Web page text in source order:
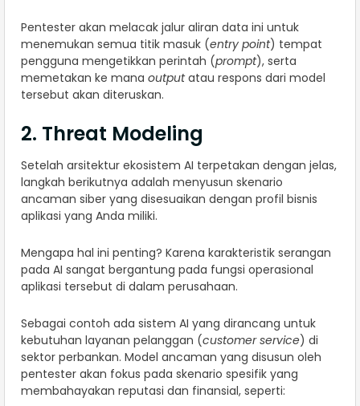
Pentester akan melacak jalur aliran data ini untuk
menemukan semua titik masuk (entry point) tempat
pengguna mengetikkan perintah (prompt), serta
memetakan ke mana outputatau respons dari model
tersebut akan diteruskan.
2. Threat Modeling
Setelah arsitektur ekosistem AI terpetakan dengan jelas,
langkah berikutnya adalah menyusun skenario
ancaman siber yang disesuaikan dengan profil bisnis
aplikasi yang Anda miliki.
Mengapa hal ini penting? Karena karakteristik serangan
pada AI sangat bergantung pada fungsi operasional
aplikasi tersebut di dalam perusahaan.
Sebagai contoh ada sistem AI yang dirancang untuk
kebutuhan layanan pelanggan (customer service) di
sektor perbankan. Model ancaman yang disusun oleh
pentester akan fokus pada skenario spesifik yang
membahayakan reputasi dan finansial, seperti: